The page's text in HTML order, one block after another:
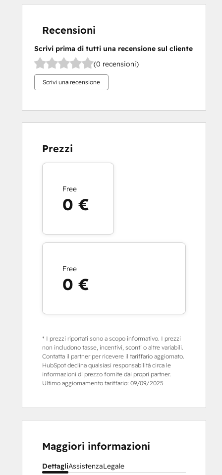
Recensioni
Scrivi prima di tutti una recensione sul cliente
(0 recensioni)
Scrivi una recensione
Prezzi
Free
0 €
Free
0 €
* I prezzi riportati sono a scopo informativo. I prezzi
non includono tasse, incentivi, sconti o altre variabili.
Contatta il partner per ricevere il tariffario aggiornato.
HubSpot declina qualsiasi responsabilità circa le
informazioni di prezzo fornite dai propri partner.
Ultimo aggiornamento tariffario: 09/09/2025
Maggiori informazioni
DettagliAssistenzaLegale